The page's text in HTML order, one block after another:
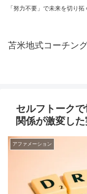
「努力不要」で未来を切り
苫米地式コーチン
セルフトーク
関係が激変した
アファメーション